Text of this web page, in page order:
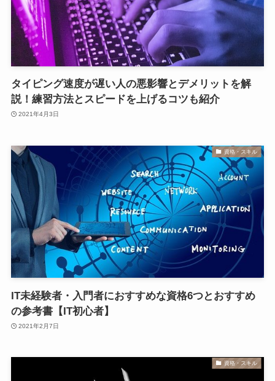
タイピング速度が遅い人の悪影響とデメリットを解
説！練習方法とスピードを上げるコツも紹介
2021年4月3日
資格・スキル
IT未経験者・入門者におすすめな資格6つとおすすめ
の参考書【IT初心者】
2021年2月7日
資格・スキル